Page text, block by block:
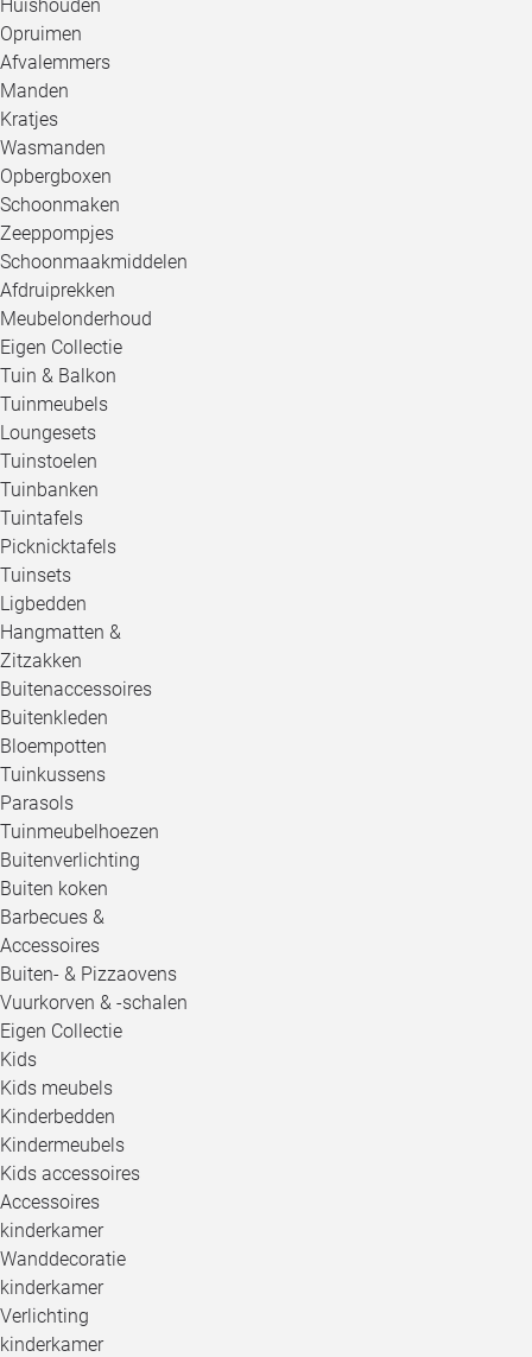
Huishouden
Opruimen
Afvalemmers
Manden
Kratjes
Wasmanden
Opbergboxen
Schoonmaken
Zeeppompjes
Schoonmaakmiddelen
Afdruiprekken
Meubelonderhoud
Eigen Collectie
Tuin & Balkon
Tuinmeubels
Loungesets
Tuinstoelen
Tuinbanken
Tuintafels
Picknicktafels
Tuinsets
Ligbedden
Hangmatten &
Zitzakken
Buitenaccessoires
Buitenkleden
Bloempotten
Tuinkussens
Parasols
Tuinmeubelhoezen
Buitenverlichting
Buiten koken
Barbecues &
Accessoires
Buiten- & Pizzaovens
Vuurkorven & -schalen
Eigen Collectie
Kids
Kids meubels
Kinderbedden
Kindermeubels
Kids accessoires
Accessoires
kinderkamer
Wanddecoratie
kinderkamer
Verlichting
kinderkamer